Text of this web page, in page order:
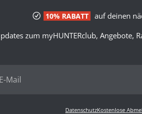
10% RABATT
auf deinen
zum myHUNTERclub, Angebote,
DatenschutzKostenlose